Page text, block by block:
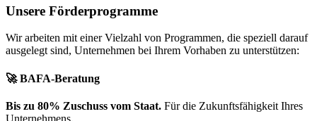
Unsere Förderprogramme
Wir arbeiten mit einer Vielzahl von Programmen, die speziell darauf
ausgelegt sind, Unternehmen bei Ihrem Vorhaben zu unterstützen:
🚀 BAFA-Beratung
Bis zu 80% Zuschuss vom Staat. Für die Zukunftsfähigkeit Ihres
Unternehmens.